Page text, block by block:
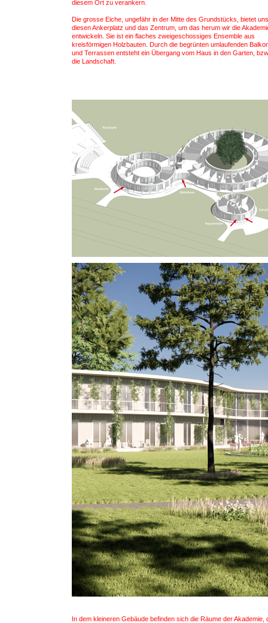
diesem Ort zu verankern.
Die grosse Eiche, ungefähr in der Mitte des Grundstücks, bietet uns
diesen Ankerplatz und das Zentrum, um das herum wir die
entwickeln. Sie ist ein flaches zweigeschossiges Ensemble aus
kreisförmigen Holzbauten. Durch die begrünten umlaufenden
und Terrassen entsteht ein Übergang vom Haus in den Garten,
die Landschaft.
In dem kleineren Gebäude befinden sich die Räume der Akademie,